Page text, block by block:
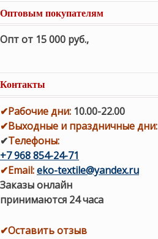
Оптовым покупателям
Опт от 15 000 руб.,
Контакты
✔Рабочие дни: 10.00-22.00
✔Выходные и праздничные дни:
✔Телефоны:
+7 968 854-24-71
✔Email:eko-textile@yandex.ru
Заказы онлайн
принимаются 24 часа
✔Оставить отзыв